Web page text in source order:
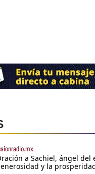
a Sachiel, ángel del
y la